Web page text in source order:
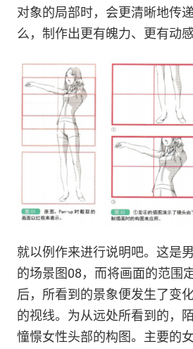
对象的局部时，会更清晰地传
么，制作出更有魄力、更有动感
就以例作来进行说明吧。这是
的场景图08，而将画面的范围
后，所看到的景象便发生了变
的视线。为从远处所看到的，
憧憬女性头部的构图。主要的